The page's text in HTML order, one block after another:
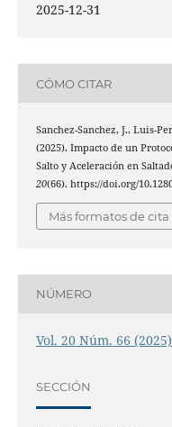
2025-12-31
CÓMO CITAR
Sanchez-Sanchez, J., Luis-
(2025). Impacto de un
Salto y Aceleración en
20(66). https://doi.org/
Más formatos de cita
NÚMERO
Vol. 20 Núm. 66 (2025)
SECCIÓN